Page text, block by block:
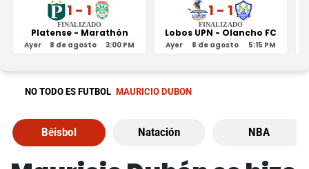
1 - 1
FINALIZADO
Platense - Marathón
Ayer 8 de agosto 3:00 PM
1 - 1
FINALIZADO
Lobos UPN - Olancho FC
Ayer 8 de agosto 5:15 PM
NO TODO ES FUTBOL MAURICIO DUBON
Béisbol Natación NBA